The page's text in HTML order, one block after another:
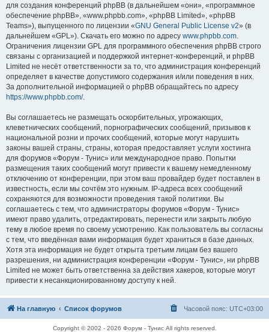
для создания конференций phpBB (в дальнейшем «они», «программное
обеспечение phpBB», «www.phpbb.com», «phpBB Limited», «phpBB
Teams»), выпущенного по лицензии «GNU General Public License v2» (в
дальнейшем «GPL»). Скачать его можно по адресу www.phpbb.com.
Ограничения лицензии GPL для программного обеспечения phpBB строго
связаны с организацией и поддержкой интернет-конференций, и phpBB
Limited не несёт ответственности за то, что администрация конференций
определяет в качестве допустимого содержания и/или поведения в них.
За дополнительной информацией о phpBB обращайтесь по адресу
https://www.phpbb.com/.
Вы соглашаетесь не размещать оскорбительных, угрожающих,
клеветнических сообщений, порнографических сообщений, призывов к
национальной розни и прочих сообщений, которые могут нарушить
законы вашей страны, страны, которая предоставляет услуги хостинга
для форумов «Форум - Тунис» или международное право. Попытки
размещения таких сообщений могут привести к вашему немедленному
отключению от конференции, при этом ваш провайдер будет поставлен в
известность, если мы сочтём это нужным. IP-адреса всех сообщений
сохраняются для возможности проведения такой политики. Вы
соглашаетесь с тем, что администраторы форумов «Форум - Тунис»
имеют право удалить, отредактировать, перенести или закрыть любую
тему в любое время по своему усмотрению. Как пользователь вы согласны
с тем, что введённая вами информация будет храниться в базе данных.
Хотя эта информация не будет открыта третьим лицам без вашего
разрешения, ни администрация конференции «Форум - Тунис», ни phpBB
Limited не может быть ответственна за действия хакеров, которые могут
привести к несанкционированному доступу к ней.
На главную Список форумов Часовой пояс: UTC+03:00
Copyright © 2002 - 2026 Форум - Тунис All rights reserved.